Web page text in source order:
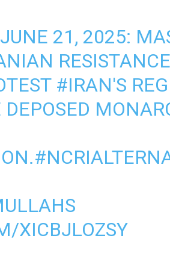
21, 2025:
RESISTANCE
#IRAN'S
.
XICBJLOZSY